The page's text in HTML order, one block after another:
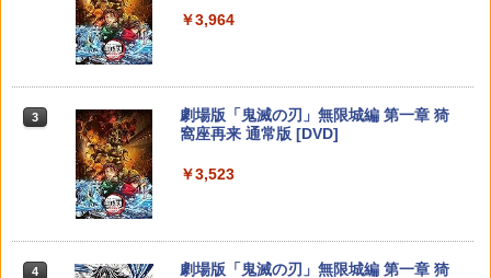
ド
任天堂 【Switch2】ゼルダの伝説 ブレス
ition [NXS-P-AAAAH NSW2 ゼルダノデ
￥7,710
ソフト／アクション・ゲーム
[新価格版]ファイナルファンタジーVII リ
メイク インターグレード
ポーチ ストラップ付属 オシャレ ソフト
収納 ガジェットケース クリスマス ギフ
【当店独自で＋P10倍★要エントリー】
￥6,443
4
花緑青が明ける日に 豪華版 セル【Blu-r
ay】 [ 四宮義俊 ]
￥6,692
劇場版 転生したらスライムだった件 蒼
海の涙編 (Blu-ray特装限定版)【Blu-ra
ニンテンドープリペイド番号 9000円|オ
￥9,000
【純正品】DualSense ワイヤレスコン
【純正品】Xbox ワイヤレス コントロー
￥7,681
B-C ケーブル
￥3,964
3
劇場版「鬼滅の刃」無限城編 第一章 猗
窩座再来 通常版 [DVD]
￥3,523
4 劇場版「鬼滅の刃」無限城編 第一章 猗